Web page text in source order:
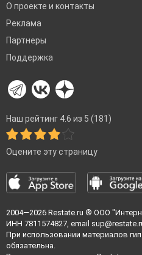
О проекте и контакты
Реклама
Партнеры
Поддержка
Наш рейтинг 4.6 из 5 (181)
Оцените эту страницу
2004—2026 Restate.ru ® ООО
ИНН 7811574827, email
При использовании материалов
обязательна.